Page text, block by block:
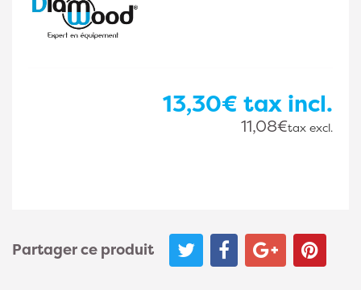
13,30€ tax incl.
11,08€tax excl.
Partager ce produit